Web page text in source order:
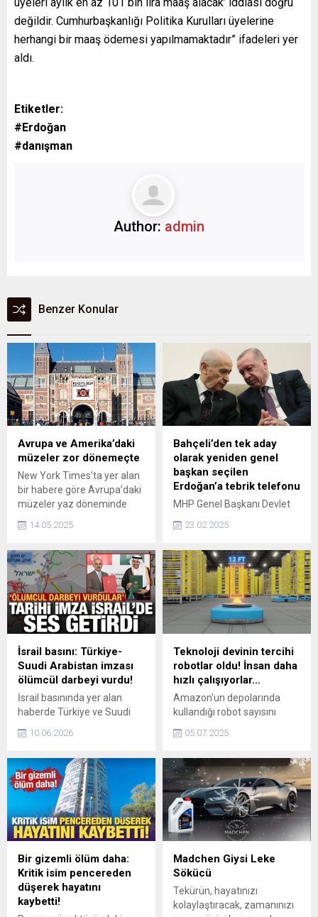
değildir. Cumhurbaşkanlığı Politika Kurulları üyelerine
herhangi bir maaş ödemesi yapılmamaktadır” ifadeleri yer
aldı.
Etiketler:
#Erdoğan
#danışman
Author: admin
Benzer Konular
Avrupa ve Amerika’daki
müzeler zor dönemeçte
New York Times’ta yer alan
bir habere göre Avrupa’daki
müzeler yaz döneminde
yakalayamadı ve bu süreçte
Dolayısıyla da müzeler
bütçe planlarını yeniden
yapılandırmaya başladı.
Ancak pek çok ülkenin
tersine Almanya’daki
müzeler, devlet desteği
sayesinde bilet gelirlerinin
düşmesinden etkilenmedi.
14.05.2025
Bahçeli’den tek aday
olarak yeniden genel
başkan seçilen
Erdoğan’a tebrik telefonu
MHP Genel Başkanı Devlet
Kongresi'nde yeniden genel
Cumhurbaşkanı Recep
Tayyip Erdoğan'ı telefonla
arayarak tebrik etti.
23.02.2025
İsrail basını: Türkiye-
Suudi Arabistan imzası
ölümcül darbeyi vurdu!
İsrail basınında yer alan
haberde Türkiye ve Suudi
attığı demiryolu projesi
gazetesi söz konusu
gelişmeyi "ölümcül darbeyi
vurdular" diyerek kaleme
aldı.
10.06.2026
Teknoloji devinin tercihi
robotlar oldu! İnsan daha
hızlı çalışıyorlar…
Amazon'un depolarında
kullandığı robot sayısını
tesislerinde şu anda 1
olarak çalışıyor.
05.07.2025
Bir gizemli ölüm daha:
Kritik isim pencereden
düşerek hayatını
kaybetti!
Madchen Giysi Leke
Sökücü
Tekürün, hayatınızı
kolaylaştıracak, zamanınızı